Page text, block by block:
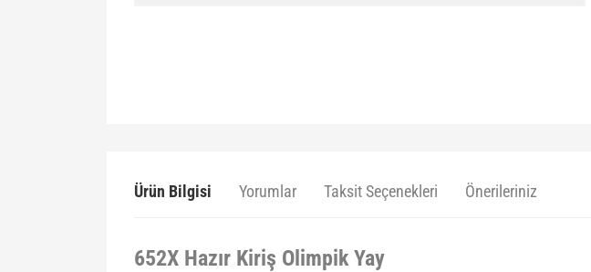
Ürün Bilgisi Yorumlar Taksit Seçenekleri Önerileriniz
652X Hazır Kiriş Olimpik Yay